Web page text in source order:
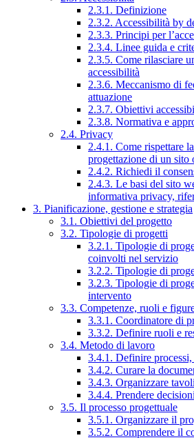
2.3.1. Definizione
2.3.2. Accessibilità by
2.3.3. Principi per
2.3.4. Linee guida e
2.3.5. Come rilasciare
accessibilità
2.3.6. Meccanismo di
attuazione
2.3.7. Obiettivi
2.3.8. Normativa e
2.4. Privacy
2.4.1. Come rispettare
progettazione di un sito
2.4.2. Richiedi il
2.4.3. Le basi del sito
informativa privacy,
3. Pianificazione, gestione e strategia
3.1. Obiettivi del progetto
3.2. Tipologie di progetti
3.2.1. Tipologie di
coinvolti nel servizio
3.2.2. Tipologie di
3.2.3. Tipologie di
intervento
3.3. Competenze, ruoli e
3.3.1. Coordinatore di
3.3.2. Definire ruoli e
3.4. Metodo di lavoro
3.4.1. Definire
3.4.2. Curare la
3.4.3. Organizzare
3.4.4. Prendere decisioni
3.5. Il processo progettuale
3.5.1. Organizzare il
3.5.2. Comprendere il